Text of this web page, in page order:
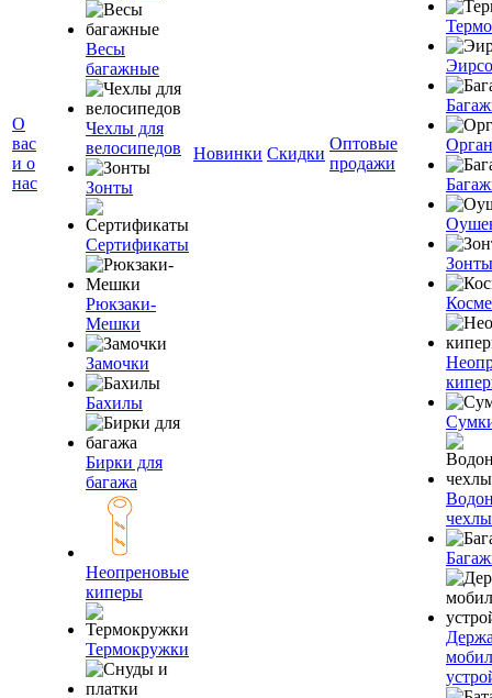
О
вас
и о
нас
Весы
багажные
Чехлы для
велосипедов
Зонты
Сертификаты
Рюкзаки-
Мешки
Замочки
Бахилы
Бирки для
багажа
Неопреновые
киперы
Термокружки
Новинки Скидки
Оптовые
продажи
Зонты